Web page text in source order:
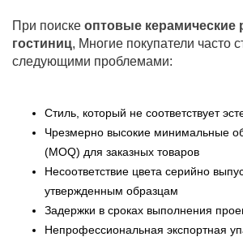
При поиске оптовые керамические
гостиниц, Многие покупатели часто
следующими проблемами:
Стиль, который не соответствует
Чрезмерно высокие минимальные
(MOQ) для заказных товаров
Несоответствие цвета серийно
утвержденным образцам
Задержки в сроках выполнения
Непрофессиональная экспортная